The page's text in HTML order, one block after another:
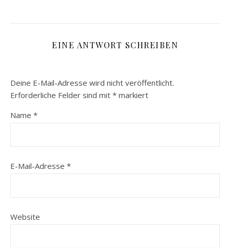
EINE ANTWORT SCHREIBEN
Deine E-Mail-Adresse wird nicht veröffentlicht.
Erforderliche Felder sind mit * markiert
Name *
E-Mail-Adresse *
Website